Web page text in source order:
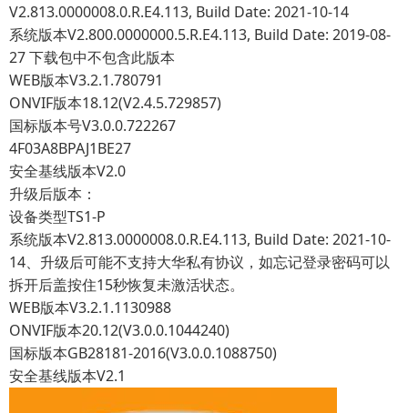
V2.813.0000008.0.R.E4.113, Build Date: 2021-10-14
系统版本V2.800.0000000.5.R.E4.113, Build Date: 2019-08-
27 下载包中不包含此版本
WEB版本V3.2.1.780791
ONVIF版本18.12(V2.4.5.729857)
国标版本号V3.0.0.722267
4F03A8BPAJ1BE27
安全基线版本V2.0
升级后版本：
设备类型TS1-P
系统版本V2.813.0000008.0.R.E4.113, Build Date: 2021-10-
14、升级后可能不支持大华私有协议，如忘记登录密码可以
拆开后盖按住15秒恢复未激活状态。
WEB版本V3.2.1.1130988
ONVIF版本20.12(V3.0.0.1044240)
国标版本GB28181-2016(V3.0.0.1088750)
安全基线版本V2.1